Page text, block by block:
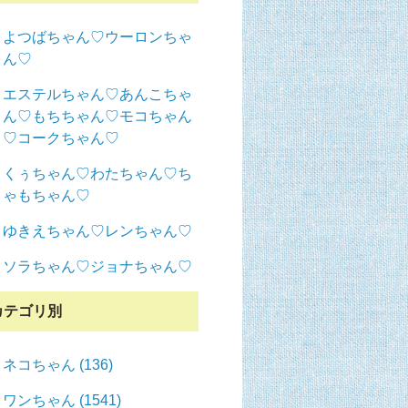
よつばちゃん♡ウーロンちゃ
ん♡
エステルちゃん♡あんこちゃ
ん♡もちちゃん♡モコちゃん
♡コークちゃん♡
くぅちゃん♡わたちゃん♡ち
ゃもちゃん♡
ゆきえちゃん♡レンちゃん♡
ソラちゃん♡ジョナちゃん♡
テゴリ別
ネコちゃん (136)
ワンちゃん (1541)